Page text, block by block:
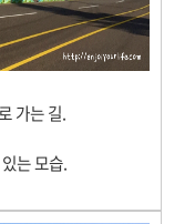
가는 길.
는 모습.